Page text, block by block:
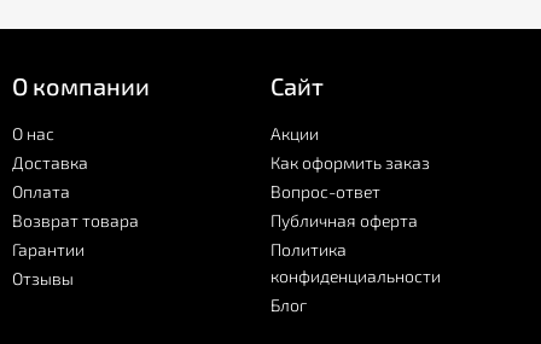
О компании
О нас
Доставка
Оплата
Возврат товара
Гарантии
Отзывы
Сайт
Акции
Как оформить заказ
Вопрос-ответ
Публичная оферта
Политика
конфиденциальности
Блог